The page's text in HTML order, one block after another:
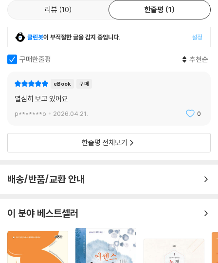
리뷰 10 한줄평 1
클린봇이 부적절한 글을 감지 중입니다. 설정
구매한줄평 추천순
eBook 구매
열심히 보고 있어요
p*******o 2026.04.21. 0
한줄평 전체보기
배송/반품/교환 안내
이 분야 베스트셀러